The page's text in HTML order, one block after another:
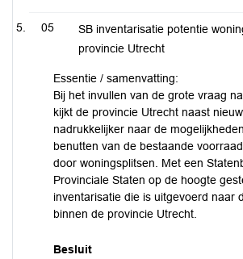
05
SB inventarisatie potentie
provincie Utrecht
Essentie / samenvatting:
Bij het invullen van de grote vraag
kijkt de provincie Utrecht naast
nadrukkelijker naar de
benutten van de bestaande
door woningsplitsen. Met een
Provinciale Staten op de hoogte
inventarisatie die is uitgevoerd naar
binnen de provincie Utrecht.
Besluit